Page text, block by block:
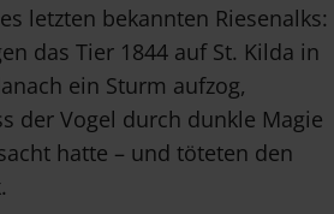
letzten bekannten Riesenalks:
das Tier 1844 auf St. Kilda in
ein Sturm aufzog,
der Vogel durch dunkle Magie
hatte – und töteten den